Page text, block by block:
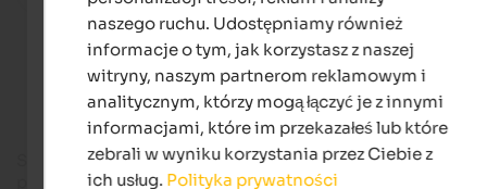
Accommodations in St. Martin in Thurn
San Martino in Badia leży na wysokości 1135 metrów nad
poziomem morza w regionie Plan deCorones
naszego ruchu. Udostępniamy również
informacje o tym, jak korzystasz z naszej
witryny, naszym partnerom reklamowym i
analitycznym, którzy mogą łączyć je z innymi
informacjami, które im przekazałeś lub które
zebrali w wyniku korzystania przez Ciebie z
ich usług. Polityka prywatności